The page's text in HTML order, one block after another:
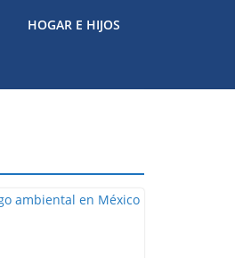
HOGAR E HIJOS